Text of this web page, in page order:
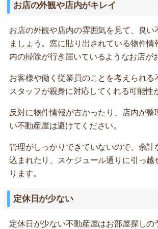
お店の外観や店内がキレイ
お店の外観や店内の雰囲気を見て、良い
ましょう。窓に貼り出されている物件情
内の掃除が行き届いているようなお店が
お客様や働く従業員のことを考えられる
スタッフが親身に対応してくれる可能性
反対に物件情報が古かったり、店内が整
い不動産屋は避けてください。
管理がしっかりできていないので、余計
込まれたり、スケジュール通りに引っ越
ります。
定休日が少ない
定休日が少ない不動産屋はお部屋探しの